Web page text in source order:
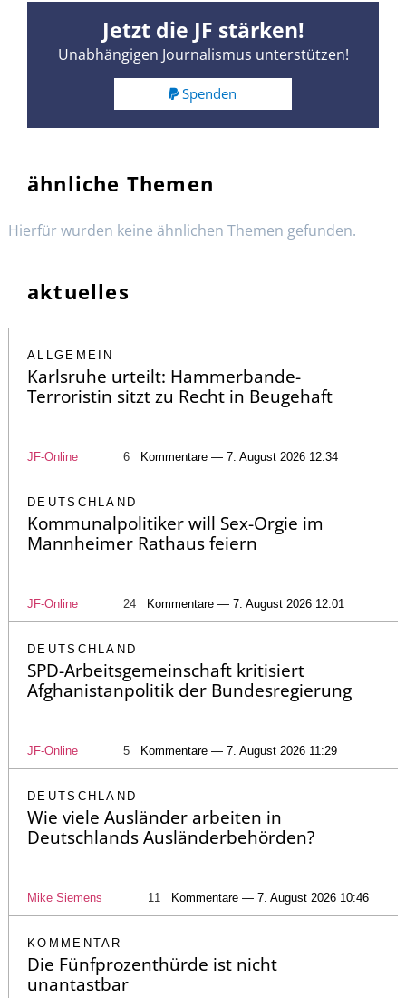
Jetzt die JF stärken!
Unabhängigen Journalismus unterstützen!
Spenden
ähnliche Themen
Hierfür wurden keine ähnlichen Themen gefunden.
aktuelles
ALLGEMEIN
Karlsruhe urteilt: Hammerbande-
Terroristin sitzt zu Recht in Beugehaft
JF-Online 6 Kommentare — 7. August 2026 12:34
DEUTSCHLAND
Kommunalpolitiker will Sex-Orgie im
Mannheimer Rathaus feiern
JF-Online 24 Kommentare — 7. August 2026 12:01
DEUTSCHLAND
SPD-Arbeitsgemeinschaft kritisiert
Afghanistanpolitik der Bundesregierung
JF-Online 5 Kommentare — 7. August 2026 11:29
DEUTSCHLAND
Wie viele Ausländer arbeiten in
Deutschlands Ausländerbehörden?
Mike Siemens 11 Kommentare — 7. August 2026 10:46
KOMMENTAR
Die Fünfprozenthürde ist nicht
unantastbar